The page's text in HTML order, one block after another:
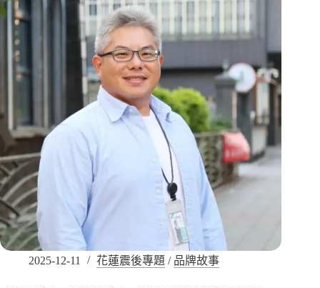
2025-12-11 花蓮震後專題 / 品牌故事